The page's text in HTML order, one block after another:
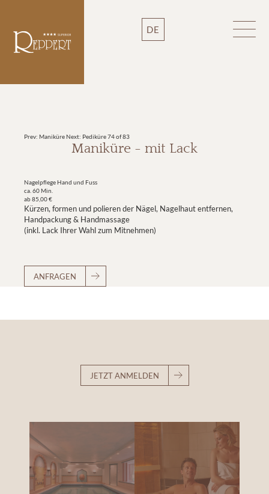
DE
Prev: ManiküreNext: Pediküre74 of 83
Maniküre - mit Lack
Nagelpflege Hand und Fuss
ca. 60 Min.
ab 85,00 €
Kürzen, formen und polieren der Nägel, Nagelhaut entfernen,
Handpackung & Handmassage
(inkl. Lack Ihrer Wahl zum Mitnehmen)
ANFRAGEN
JETZT ANMELDEN